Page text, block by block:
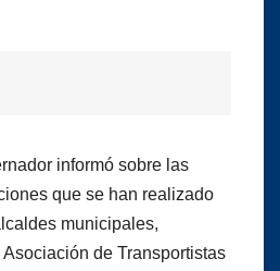
informó sobre las
que se han realizado
municipales,
de Transportistas